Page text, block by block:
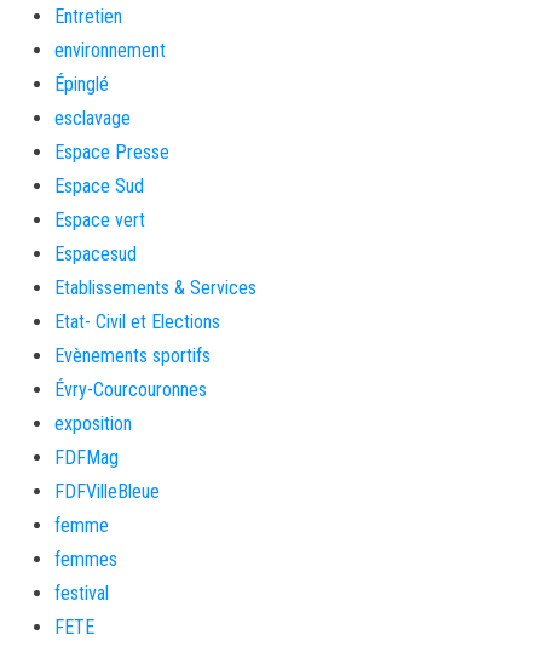
Entretien
environnement
Épinglé
esclavage
Espace Presse
Espace Sud
Espace vert
Espacesud
Etablissements & Services
Etat- Civil et Elections
Evènements sportifs
Évry-Courcouronnes
exposition
FDFMag
FDFVilleBleue
femme
femmes
festival
FETE